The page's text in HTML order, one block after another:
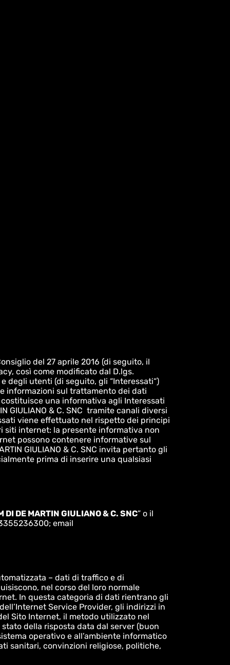
del 27 aprile 2016 (di seguito, il
così come modificato dal D.lgs.
e degli utenti (di seguito, gli “Interessati“)
informazioni sul trattamento dei dati
costituisce una informativa agli Interessati
GIULIANO & C. SNC tramite canali diversi
viene effettuato nel rispetto dei principi
siti internet: la presente informativa non
possono contenere informative sul
GIULIANO & C. SNC invita pertanto gli
prima di inserire una qualsiasi
DI DE MARTIN GIULIANO & C. SNC” o il
email
– dati di traffico e di
nel corso del loro normale
In questa categoria di dati rientrano gli
Service Provider, gli indirizzi in
Sito Internet, il metodo utilizzato nel
della risposta data dal server (buon
operativo e all’ambiente informatico
sanitari, convinzioni religiose, politiche,